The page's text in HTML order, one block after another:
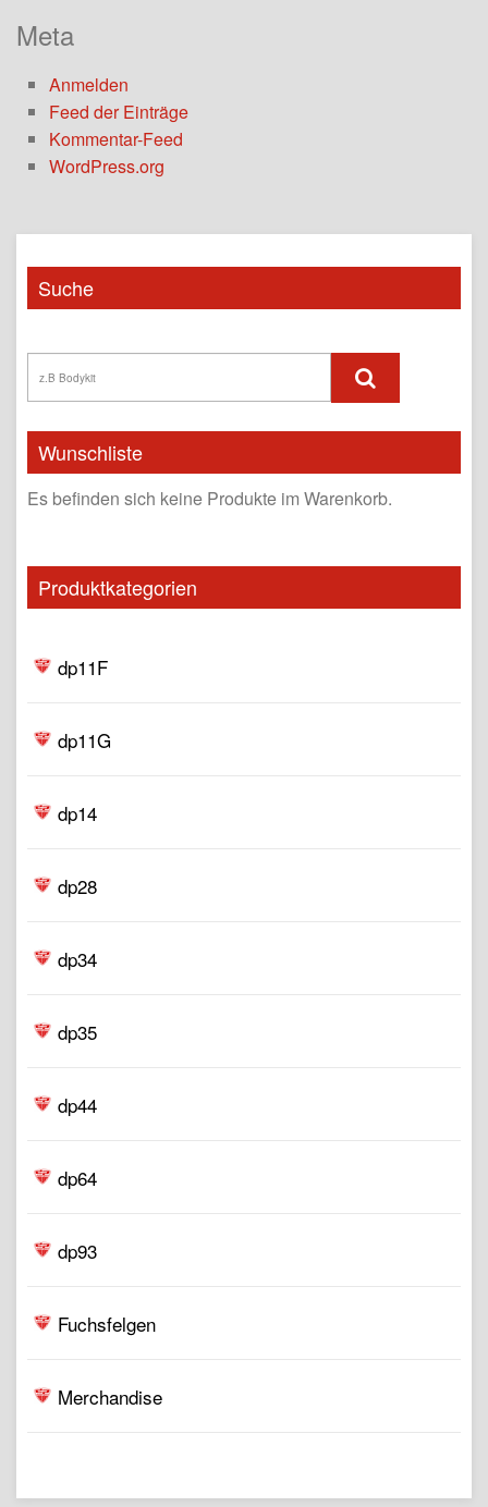
Suche
Wunschliste
Es befinden sich keine Produkte im Warenkorb.
Produktkategorien
dp11F
dp11G
dp14
dp28
dp34
dp35
dp44
dp64
dp93
Fuchsfelgen
Merchandise
Meta
Anmelden
Feed der Einträge
Kommentar-Feed
WordPress.org